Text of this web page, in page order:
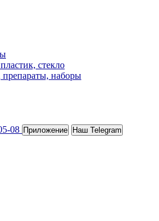
стекло
наборы
08 Приложение Наш Telegram